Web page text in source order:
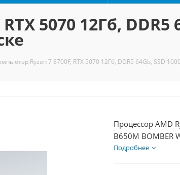
5070 12Гб, DDR5
Ryzen 7 8700F, RTX 5070 12Гб, DDR5 64Gb, SSD
Процессор AMD
B650M BOMBER
1000Гб + HDD
Подробнее